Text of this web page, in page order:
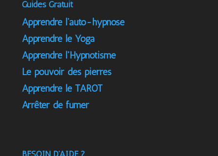
Guides Gratuit
Apprendre l’auto-hypnose
Apprendre le Yoga
Apprendre l'Hypnotisme
Le pouvoir des pierres
Apprendre le TAROT
Arrêter de fumer